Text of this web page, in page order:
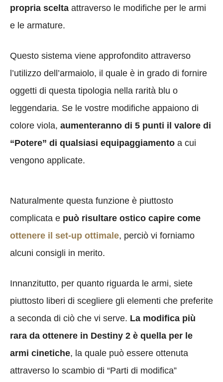
propria scelta attraverso le modifiche per le armi
e le armature.
Questo sistema viene approfondito attraverso
l’utilizzo dell’armaiolo, il quale è in grado di fornire
oggetti di questa tipologia nella rarità blu o
leggendaria. Se le vostre modifiche appaiono di
colore viola, aumenteranno di 5 punti il valore di
“Potere” di qualsiasi equipaggiamento a cui
vengono applicate.
Naturalmente questa funzione è piuttosto
complicata e può risultare ostico capire come
ottenere il set-up ottimale, perciò vi forniamo
alcuni consigli in merito.
Innanzitutto, per quanto riguarda le armi, siete
piuttosto liberi di scegliere gli elementi che preferite
a seconda di ciò che vi serve. La modifica più
rara da ottenere in Destiny 2 è quella per le
armi cinetiche, la quale può essere ottenuta
attraverso lo scambio di “Parti di modifica”